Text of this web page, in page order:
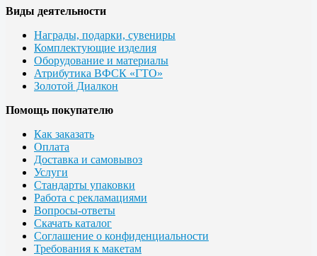
Виды деятельности
Награды, подарки, сувениры
Комплектующие изделия
Оборудование и материалы
Атрибутика ВФСК «ГТО»
Золотой Диалкон
Помощь покупателю
Как заказать
Оплата
Доставка и самовывоз
Услуги
Стандарты упаковки
Работа с рекламациями
Вопросы-ответы
Скачать каталог
Соглашение о конфиденциальности
Требования к макетам